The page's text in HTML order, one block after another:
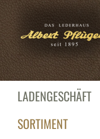
LADENGESCHÄFT
SORTIMENT